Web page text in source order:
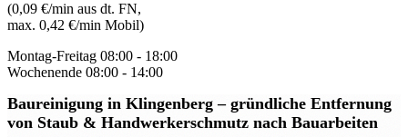
(0,09 €/min aus dt. FN,
max. 0,42 €/min Mobil)
Montag-Freitag 08:00 - 18:00
Wochenende 08:00 - 14:00
Baureinigung in Klingenberg– gründliche Entfernung
von Staub & Handwerkerschmutz nach Bauarbeiten